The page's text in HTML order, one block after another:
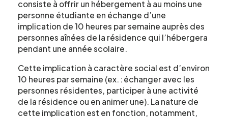
consiste à offrir un hébergement à au moins une
personne étudiante en échange d’une
implication de 10 heures par semaine auprès des
personnes aînées de la résidence qui l’hébergera
pendant une année scolaire.
Cette implication à caractère social est d’environ
10 heures par semaine (ex. : échanger avec les
personnes résidentes, participer à une activité
de la résidence ou en animer une). La nature de
cette implication est en fonction, notamment,